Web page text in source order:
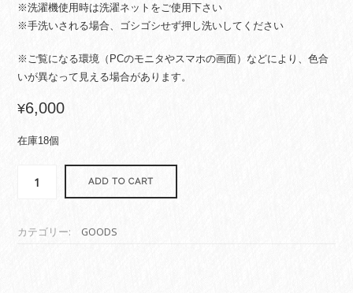
※洗濯機使用時は洗濯ネットをご使用下さい
※手洗いされる場合、ゴシゴシせず押し洗いしてください
※ご覧になる環境（PCのモニタやスマホの画面）などにより、色合
いが異なって見える場合があります。
¥6,000
在庫18個
YAKINIKU
ADD TO CART
カテゴリー: GOODS